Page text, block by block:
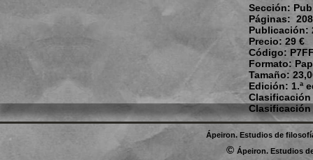
Sección:
Páginas: 208
Publicación:
Precio: 29 €
Código:
Formato:
Tamaño:
Edición: 1.ª
Clasificación
Ápeiron. Estudios de
©Ápeiron. Estudios